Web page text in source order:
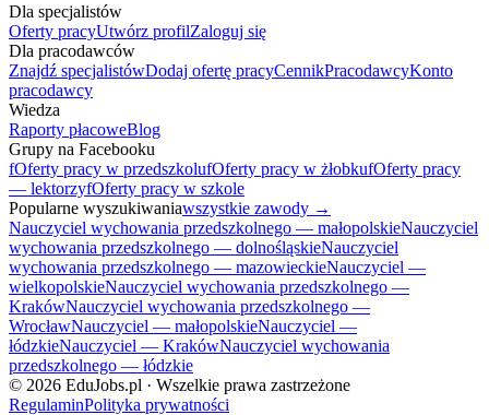
Dla specjalistów
Oferty pracyUtwórz profilZaloguj się
Dla pracodawców
Znajdź specjalistówDodaj ofertę pracyCennikPracodawcyKonto
pracodawcy
Wiedza
Raporty płacoweBlog
Grupy na Facebooku
fOferty pracy w przedszkolufOferty pracy w żłobkufOferty pracy
— lektorzyfOferty pracy w szkole
Popularne wyszukiwaniawszystkie zawody →
Nauczyciel wychowania przedszkolnego — małopolskieNauczyciel
wychowania przedszkolnego — dolnośląskieNauczyciel
wychowania przedszkolnego — mazowieckieNauczyciel —
wielkopolskieNauczyciel wychowania przedszkolnego —
KrakówNauczyciel wychowania przedszkolnego —
WrocławNauczyciel — małopolskieNauczyciel —
łódzkieNauczyciel — KrakówNauczyciel wychowania
przedszkolnego — łódzkie
© 2026 EduJobs.pl · Wszelkie prawa zastrzeżone
RegulaminPolityka prywatności